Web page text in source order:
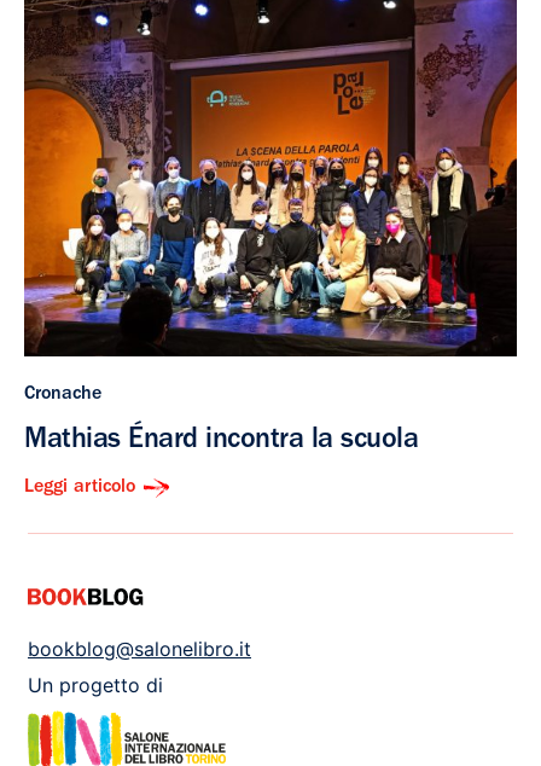
Cronache
Mathias Énard incontra la scuola
Leggi articolo
bookblog@salonelibro.it
Un progetto di